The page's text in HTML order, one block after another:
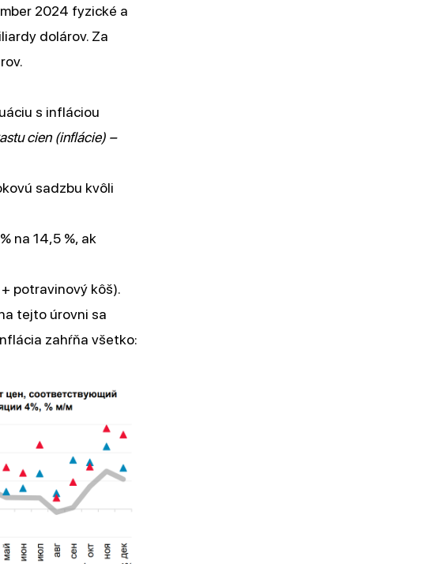
2024 fyzické a
dolárov. Za
s infláciou
cien (inflácie) –
sadzbu kvôli
na 14,5 %, ak
potravinový kôš).
tejto úrovni sa
zahŕňa všetko: